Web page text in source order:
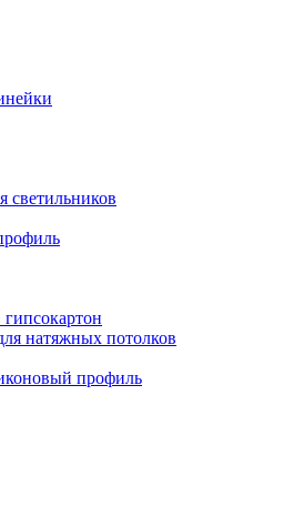
светильников
натяжных потолков
профиль